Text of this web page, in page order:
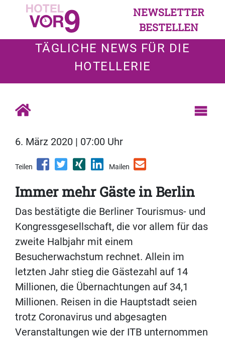
NEWSLETTER
BESTELLEN
TÄGLICHE NEWS FÜR DIE
HOTELLERIE
6. März 2020 | 07:00 Uhr
Teilen Mailen
Immer mehr Gäste in Berlin
Das bestätigte die Berliner Tourismus- und
Kongressgesellschaft, die vor allem für das
zweite Halbjahr mit einem
Besucherwachstum rechnet. Allein im
letzten Jahr stieg die Gästezahl auf 14
Millionen, die Übernachtungen auf 34,1
Millionen. Reisen in die Hauptstadt seien
trotz Coronavirus und abgesagten
Veranstaltungen wie der ITB unternommen